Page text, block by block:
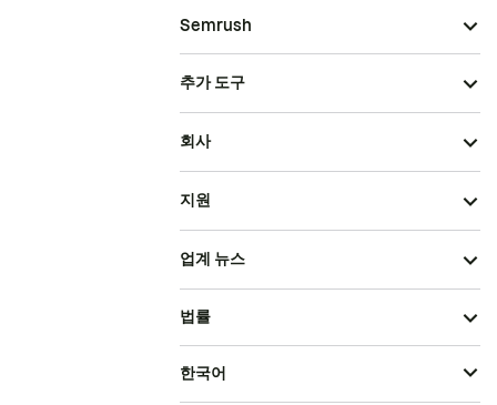
Semrush
추가 도구
회사
지원
업계 뉴스
법률
한국어